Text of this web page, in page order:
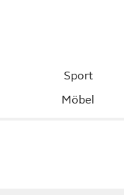
Sport
Möbel